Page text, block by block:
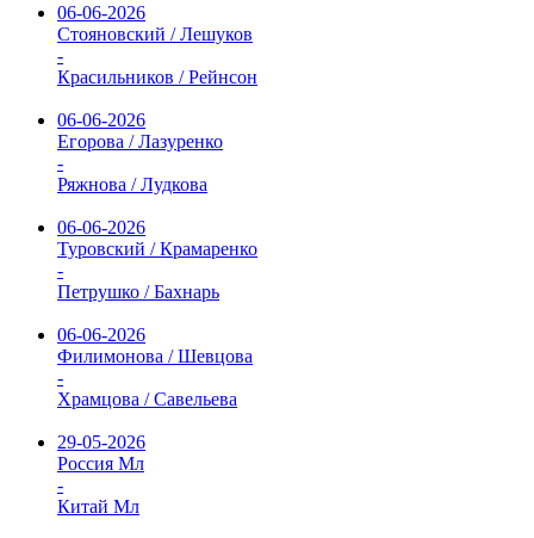
06-06-2026
Стояновский / Лешуков
-
Красильников / Рейнсон
06-06-2026
Егорова / Лазуренко
-
Ряжнова / Лудкова
06-06-2026
Туровский / Крамаренко
-
Петрушко / Бахнарь
06-06-2026
Филимонова / Шевцова
-
Храмцова / Савельева
29-05-2026
Россия Мл
-
Китай Мл